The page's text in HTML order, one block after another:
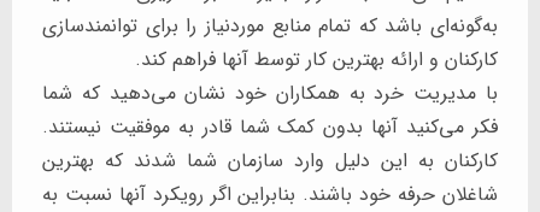
به‌گونه‌ای باشد که تمام منابع موردنیاز را برای توانمندسازی
کارکنان و ارائه بهترین کار توسط آنها فراهم کند.
با مدیریت خرد به همکاران خود نشان می‌دهید که شما
فکر می‌کنید آنها بدون کمک شما قادر به موفقیت نیستند.
کارکنان به این دلیل وارد سازمان شما شدند که بهترین
شاغلان حرفه خود باشند. بنابراین اگر رویکرد آنها نسبت به